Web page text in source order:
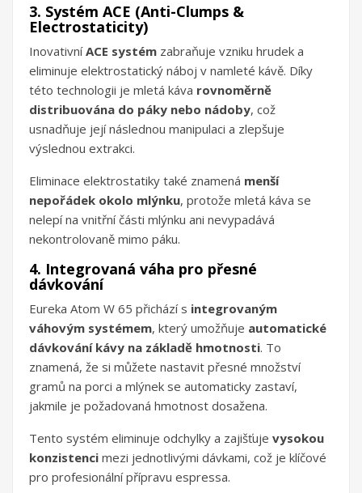
3. Systém ACE (Anti-Clumps &
Electrostaticity)
InovativníACE systém zabraňuje vzniku hrudek a
eliminuje elektrostatický náboj v namleté kávě. Díky
této technologii je mletá káva rovnoměrně
distribuována do páky nebo nádoby, což
usnadňuje její následnou manipulaci a zlepšuje
výslednou extrakci.
Eliminace elektrostatiky také znamená menší
nepořádek okolo mlýnku, protože mletá káva se
nelepí na vnitřní části mlýnku ani nevypadává
nekontrolovaně mimo páku.
4. Integrovaná váha pro přesné
dávkování
Eureka Atom W 65 přichází s integrovaným
váhovým systémem, který umožňuje automatické
dávkování kávy na základě hmotnosti. To
znamená, že si můžete nastavit přesné množství
gramů na porci a mlýnek se automaticky zastaví,
jakmile je požadovaná hmotnost dosažena.
Tento systém eliminuje odchylky a zajišťuje vysokou
konzistenci mezi jednotlivými dávkami, což je klíčové
pro profesionální přípravu espressa.